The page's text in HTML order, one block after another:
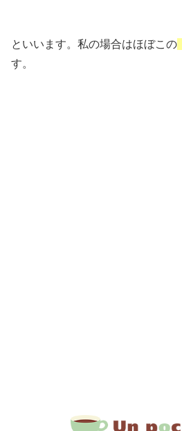
といいます。私の場合はほぼこの
す。